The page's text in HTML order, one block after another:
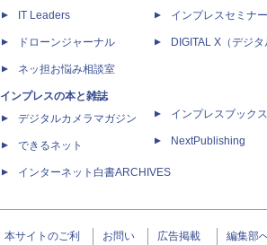
IT Leaders
ドローンジャーナル
ネッ担お悩み相談室
インプレスの本と雑誌
デジタルカメラマガジン
できるネット
インターネット白書ARCHIVES
インプレスセミナー
DIGITAL X（デジタ
インプレスブックス
NextPublishing
本サイトのご利
お問い
広告掲載
編集部